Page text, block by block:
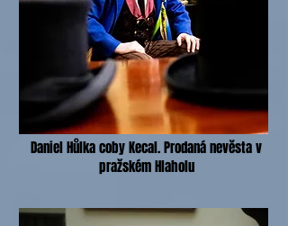
Daniel Hůlka coby Kecal. Prodaná nevěsta v
pražském Hlaholu